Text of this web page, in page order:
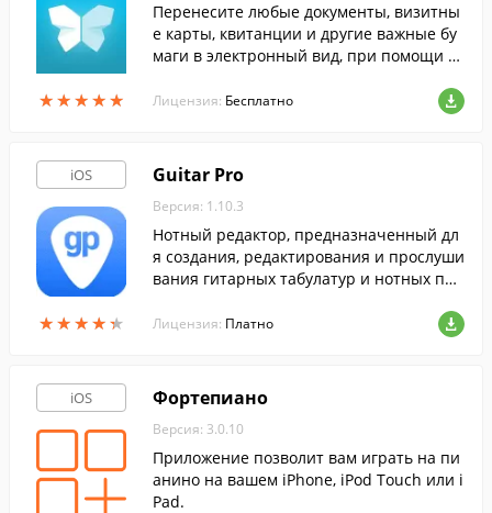
★★★★★
★★★★★
Перенесите любые документы, визитны
е карты, квитанции и другие важные бу
маги в электронный вид, при помощи эт
Лицензия: Бесплатно
iOS
★★★★★
★★★★★
Guitar Pro
Версия: 1.10.3
Нотный редактор, предназначенный дл
я создания, редактирования и прослуши
вания гитарных табулатур и нотных пар
Лицензия: Платно
iOS Фортепиано
Версия: 3.0.10
Приложение позволит вам играть на пи
анино на вашем iPhone, iPod Touch или i
Pad.